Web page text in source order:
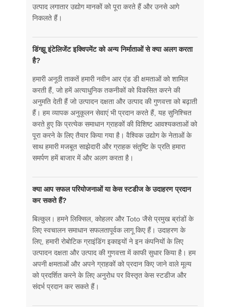
उत्पाद लगातार उद्योग मानकों को पूरा करते हैं और उनसे आगे
निकलते हैं।
डिंग्झू इंटेलिजेंट इक्विपमेंट को अन्य निर्माताओं से क्या अलग करता
है?
हमारी अनूठी ताकतें हमारी नवीन आर एंड डी क्षमताओं को शामिल
करती हैं, जो हमें अत्याधुनिक तकनीकों को विकसित करने की
अनुमति देती हैं जो उत्पादन दक्षता और उत्पाद की गुणवत्ता को बढ़ाती
हैं। हम व्यापक अनुकूलन सेवाएं भी प्रदान करते हैं, यह सुनिश्चित
करते हुए कि प्रत्येक समाधान ग्राहकों की विशिष्ट आवश्यकताओं को
पूरा करने के लिए तैयार किया गया है। वैश्विक उद्योग के नेताओं के
साथ हमारी मजबूत साझेदारी और ग्राहक संतुष्टि के प्रति हमारा
समर्पण हमें बाजार में और अलग करता है।
क्या आप सफल परियोजनाओं या केस स्टडीज के उदाहरण प्रदान
कर सकते हैं?
बिल्कुल। हमने लिक्सिल, कोहलर और Toto जैसे प्रमुख ब्रांडों के
लिए स्वचालन समाधान सफलतापूर्वक लागू किए हैं। उदाहरण के
लिए, हमारी रोबोटिक ग्राइंडिंग इकाइयों ने इन कंपनियों के लिए
उत्पादन दक्षता और उत्पाद की गुणवत्ता में काफी सुधार किया है। हम
अपनी क्षमताओं और अपने ग्राहकों को प्रदान किए जाने वाले मूल्य
को प्रदर्शित करने के लिए अनुरोध पर विस्तृत केस स्टडीज और
संदर्भ प्रदान कर सकते हैं।